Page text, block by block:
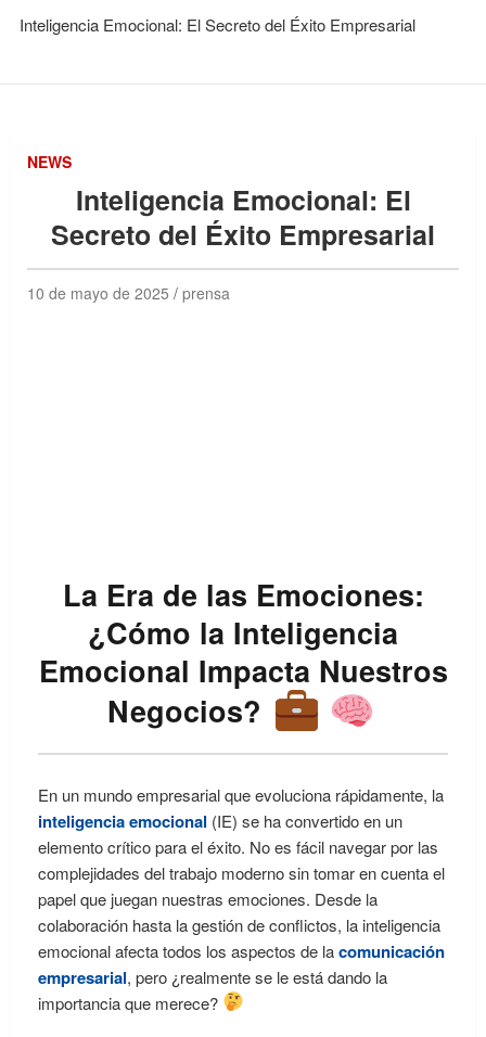
Inteligencia Emocional: El Secreto del Éxito Empresarial
NEWS
Inteligencia Emocional: El
Secreto del Éxito Empresarial
10 de mayo de 2025 prensa
La Era de las Emociones:
¿Cómo la Inteligencia
Emocional Impacta Nuestros
Negocios?
En un mundo empresarial que evoluciona rápidamente, la
inteligencia emocional (IE) se ha convertido en un
elemento crítico para el éxito. No es fácil navegar por las
complejidades del trabajo moderno sin tomar en cuenta el
papel que juegan nuestras emociones. Desde la
colaboración hasta la gestión de conflictos, la inteligencia
emocional afecta todos los aspectos de lacomunicación
empresarial, pero ¿realmente se le está dando la
importancia que merece?